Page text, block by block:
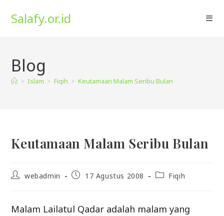
Salafy.or.id
Blog
> Islam > Fiqih > Keutamaan Malam Seribu Bulan
Keutamaan Malam Seribu Bulan
Postwebadmin
Post17 Agustus 2008
PostFiqih
Malam Lailatul Qadar adalah malam yang